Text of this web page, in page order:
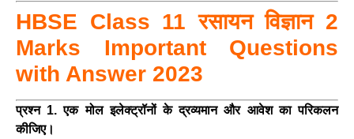
HBSE Class 11 रसायन विज्ञान 2
Marks Important Questions
with Answer 2023
प्रश्न 1. एक मोल इलेक्ट्रॉनों के द्रव्यमान और आवेश का परिकलन
कीजिए।